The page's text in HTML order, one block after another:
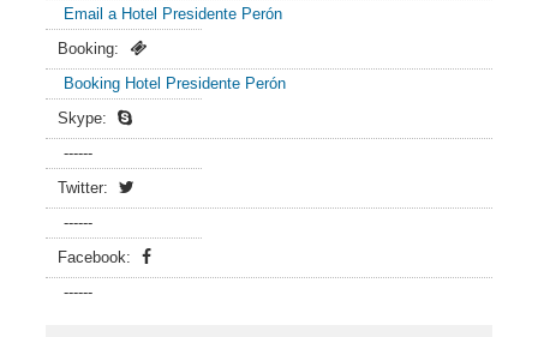
Email a Hotel Presidente Perón
Booking:
Booking Hotel Presidente Perón
Skype:
------
Twitter:
------
Facebook:
------